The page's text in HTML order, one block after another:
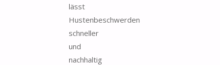
lässt
Hustenbeschwerden
schneller
und
nachhaltig